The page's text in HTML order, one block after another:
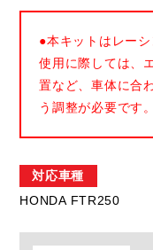
●本キットはレー
使用に際しては、
置など、車体に合
う調整が必要です。
対応車種
HONDA FTR250